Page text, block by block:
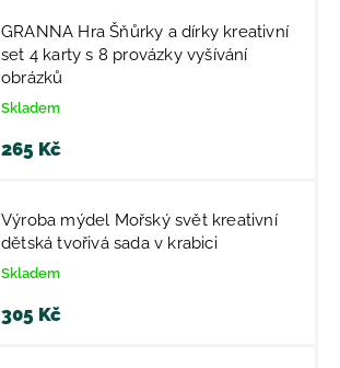
GRANNA Hra Šňůrky a dírky kreativní
set 4 karty s 8 provázky vyšívání
obrázků
Skladem
265 Kč
Výroba mýdel Mořský svět kreativní
dětská tvořivá sada v krabici
Skladem
305 Kč